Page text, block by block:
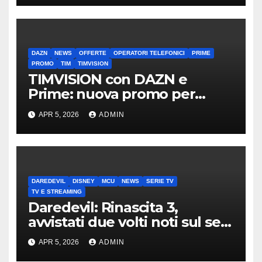
DAZN NEWS OFFERTE OPERATORI TELEFONICI
PRIME
PROMO
TIM TIMVISION
TIMVISION con DAZN e
Prime: nuova promo per
clienti TIM
APR 5, 2026 ADMIN
DAREDEVIL DISNEY MCU NEWS
SERIE TV
TV E STREAMING
Daredevil: Rinascita 3,
avvistati due volti noti sul set
di New York
APR 5, 2026 ADMIN